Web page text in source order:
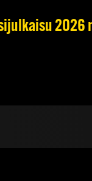
2026